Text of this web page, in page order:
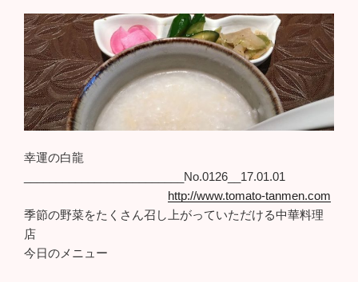
幸運の白龍
_________________________No.0126__17.01.01
http://www.tomato-tanmen.com
季節の野菜をたくさん召し上がっていただける中華料理
店
今日のメニュー